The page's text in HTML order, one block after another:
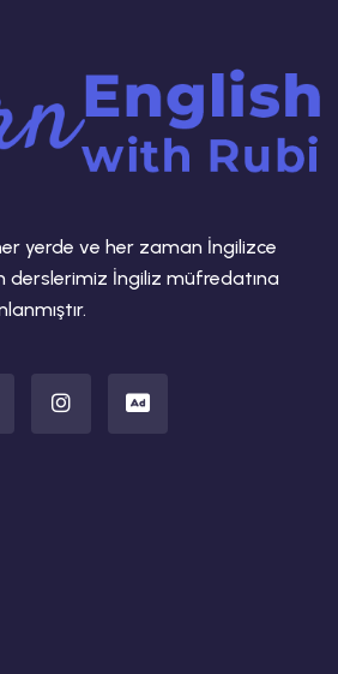
yerde ve her zaman İngilizce
derslerimiz İngiliz müfredatına